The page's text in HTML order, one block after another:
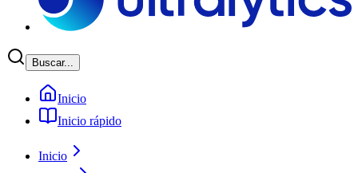
Buscar...
Inicio
Inicio rápido
Inicio